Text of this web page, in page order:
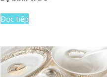
Đọc tiếp